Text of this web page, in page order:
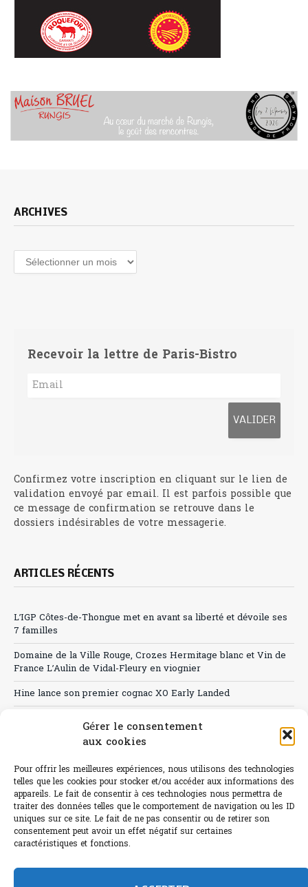
Gérer le consentement
aux cookies
Pour offrir les meilleures expériences, nous utilisons des technologies
telles que les cookies pour stocker et/ou accéder aux informations des
appareils. Le fait de consentir à ces technologies nous permettra de
traiter des données telles que le comportement de navigation ou les ID
uniques sur ce site. Le fait de ne pas consentir ou de retirer son
consentement peut avoir un effet négatif sur certaines
caractéristiques et fonctions.
ARCHIVES
Archives
Recevoir la lettre de Paris-Bistro
Confirmez votre inscription en cliquant sur le lien de
validation envoyé par email. Il est parfois possible que
ce message de confirmation se retrouve dans le
dossiers indésirables de votre messagerie.
ARTICLES RÉCENTS
L’IGP Côtes-de-Thongue met en avant sa liberté et dévoile ses
7 familles
Domaine de la Ville Rouge, Crozes Hermitage blanc et Vin de
France L’Aulin de Vidal-Fleury en viognier
Hine lance son premier cognac XO Early Landed
Sélection de rosés 2026
L'abus d'alcool est dangereux pour la santé.
©paris-bistro 2026 Paris-bistro.com est une publication 100%